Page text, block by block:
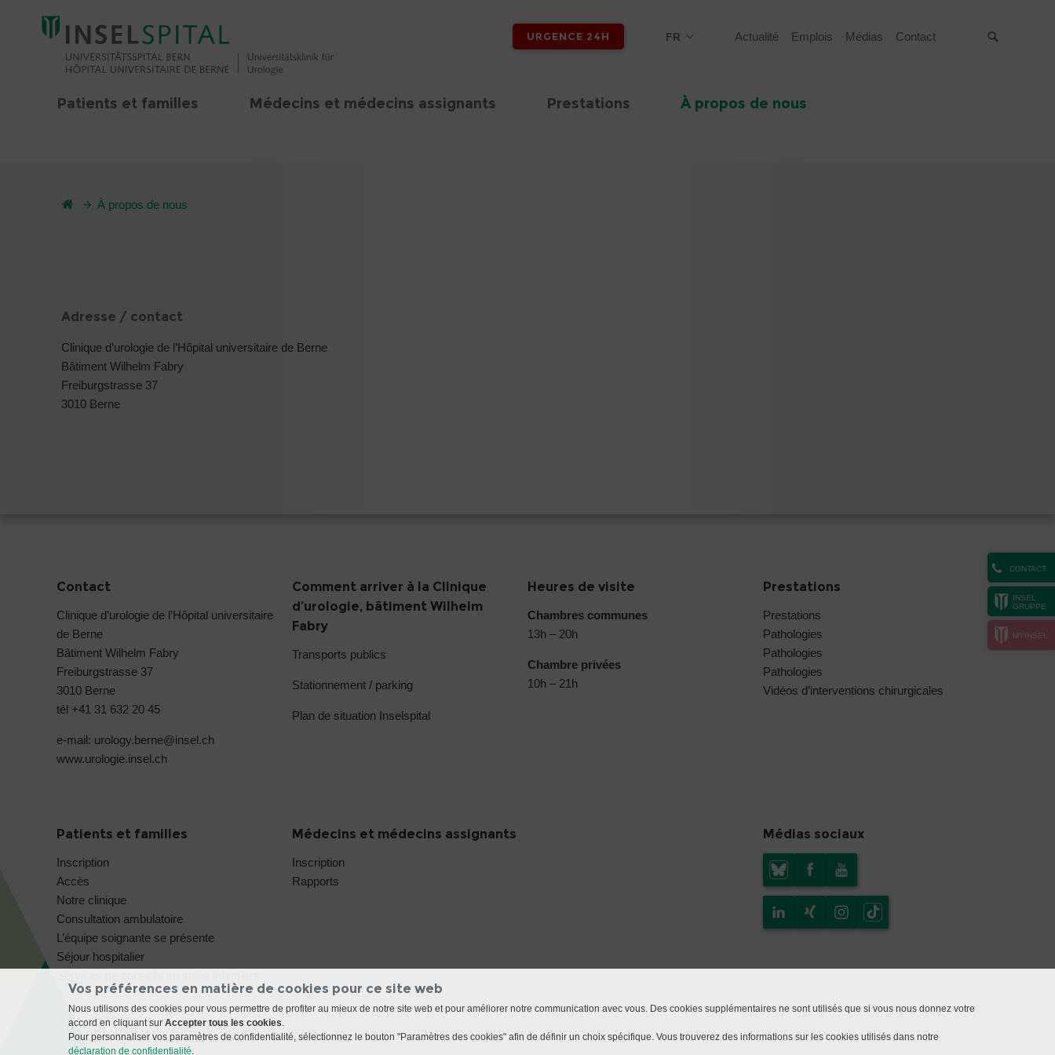
URGENCE 24H FR Actualité Emplois Médias Contact
Patients et familles Médecins et médecins assignants Prestations À propos de nous
CONTACT
INSEL
GRUPPE
MYINSEL
À propos de nous
Adresse / contact
Clinique d’urologie de l’Hôpital universitaire de Berne
Bâtiment Wilhelm Fabry
Freiburgstrasse 37
3010 Berne
Contact
Clinique d’urologie de l’Hôpital universitaire
de Berne
Bâtiment Wilhelm Fabry
Freiburgstrasse 37
3010 Berne
tél +41 31 632 20 45
e-mail: urology.berne@insel.ch
www.urologie.insel.ch
Comment arriver à la Clinique
d’urologie, bâtiment Wilhelm
Fabry
Transports publics
Stationnement / parking
Plan de situation Inselspital
Heures de visite
Chambres communes
13h – 20h
Chambre privées
10h – 21h
Prestations
Prestations
Pathologies
Pathologies
Pathologies
Vidéos d’interventions chirurgicales
Patients et familles
Inscription
Accès
Notre clinique
Consultation ambulatoire
L’équipe soignante se présente
Séjour hospitalier
Médecins et médecins assignants
Inscription
Rapports
Médias sociaux
Vos préférences en matière de cookies pour ce site web
Nous utilisons des cookies pour vous permettre de profiter au mieux de notre site web et pour améliorer notre communication avec vous. Des cookies supplémentaires ne sont utilisés que si vous nous donnez votre
accord en cliquant sur Accepter tous les cookies.
Pour personnaliser vos paramètres de confidentialité, sélectionnez le bouton "Paramètres des cookies" afin de définir un choix spécifique. Vous trouverez des informations sur les cookies utilisés dans notre
déclaration de confidentialité.